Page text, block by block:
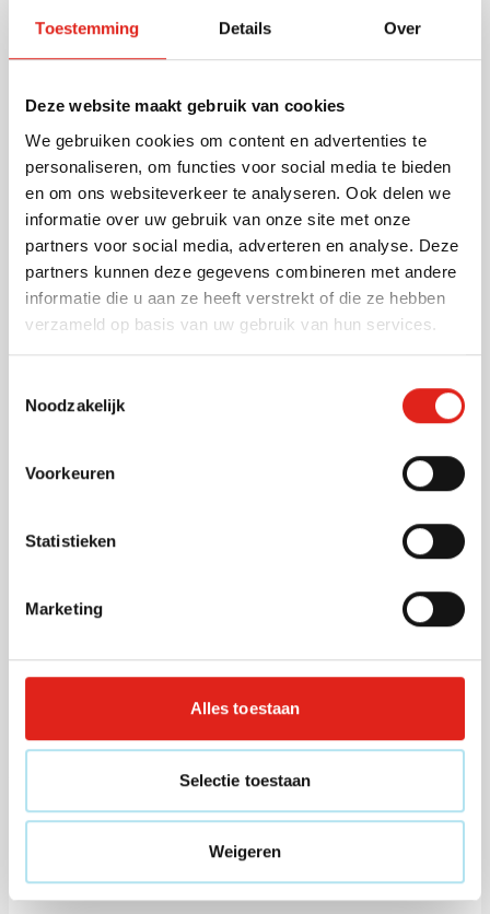
Toestemming Details Over
Deze website maakt gebruik van cookies
We gebruiken cookies om content en advertenties te
personaliseren, om functies voor social media te bieden
en om ons websiteverkeer te analyseren. Ook delen we
informatie over uw gebruik van onze site met onze
partners voor social media, adverteren en analyse. Deze
partners kunnen deze gegevens combineren met andere
informatie die u aan ze heeft verstrekt of die ze hebben
verzameld op basis van uw gebruik van hun services.
Noodzakelijk
Voorkeuren
Statistieken
Marketing
Alles toestaan
Selectie toestaan
Weigeren
matte laklaag. Geleverd inclusief gepatenteerde
Lees meer
Specificaties
Artikelnummer
718103
Gewicht
21 gram
Merk
Parker
Schrijfkleur
Zwart
Materiaal
Chroom
Afmetingen
20 cm x 16 cm x 2 cm (l x
b x h)
Andere klanten kozen ook voor
vanaf 20,81
Balpen Parker Urban Stainless
Bedrukken vanaf 5 stuks
Levering vanaf
Bekijk
Balpen Parker Jotter XL